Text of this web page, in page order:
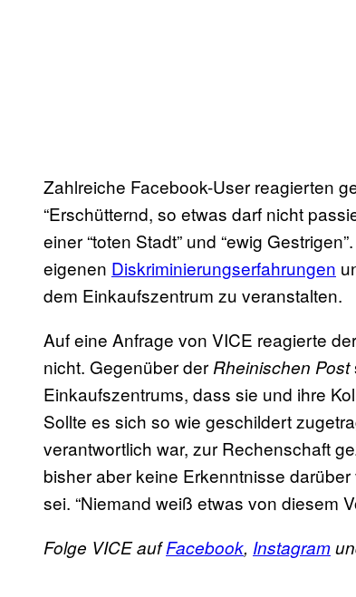
Zahlreiche Facebook-User reagierten
“Erschütternd, so etwas darf nicht
einer “toten Stadt” und “ewig
eigenen Diskriminierungserfahrungen
dem Einkaufszentrum zu veranstalten.
Auf eine Anfrage von VICE reagierte
nicht. Gegenüber der Rheinischen Post
Einkaufszentrums, dass sie und ihre
Sollte es sich so wie geschildert
verantwortlich war, zur Rechenschaft
bisher aber keine Erkenntnisse
sei. “Niemand weiß etwas von diesem
Folge VICE aufFacebook, Instagram